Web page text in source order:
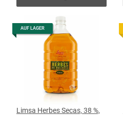
AUF LAGER
Limsa Herbes Secas, 38 %,